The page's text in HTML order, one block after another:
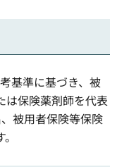
基準に基づき、被
は保険薬剤師を代表
被用者保険等保険